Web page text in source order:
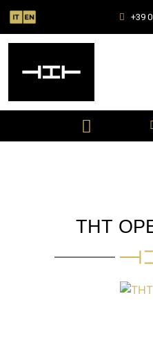
+39
THT